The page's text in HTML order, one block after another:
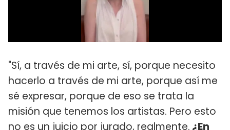
"Sí, a través de mi arte, sí, porque necesito
hacerlo a través de mi arte, porque así me
sé expresar, porque de eso se trata la
misión que tenemos los artistas. Pero esto
no es un juicio por jurado, realmente. ¿En